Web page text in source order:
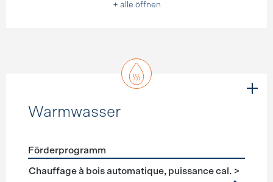
+ alle öffnen
Warmwasser
Förderprogramme Warmwasser
Förderprogramm
Chauffage à bois automatique, puissance cal. >